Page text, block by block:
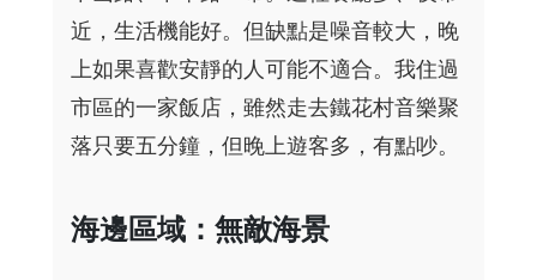
近，生活機能好。但缺點是噪音較大，晚
上如果喜歡安靜的人可能不適合。我住過
市區的一家飯店，雖然走去鐵花村音樂聚
落只要五分鐘，但晚上遊客多，有點吵。
海邊區域：無敵海景